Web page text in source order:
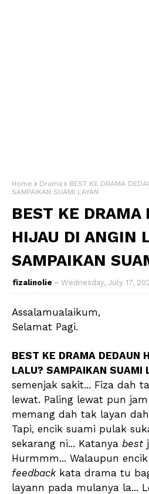
Home Drama
BEST KE DRAMA
SAMPAIKAN SUAMI LAYAN
BEST KE DRAMA
HIJAU DI ANGIN
SAMPAIKAN
fizalinolie Wednesday, July 17,
Assalamualaikum,
Selamat Pagi.
BEST KE DRAMA DEDAUN
LALU? SAMPAIKAN SUAMI
semenjak sakit... Fiza dah
lewat. Paling lewat pun
memang dah tak layan
Tapi, encik suami pulak
sekarang ni... Katanya best
Hurmmm... Walaupun
feedbackkata drama tu
layann pada mulanya la...